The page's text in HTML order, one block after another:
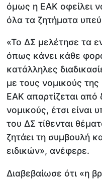
όμως η ΕΑΚ οφείλει
όλα τα ζητήματα
«Το ΔΣ μελέτησε τα
όπως κάνει κάθε
κατάλληλες
με τους νομικούς
ΕΑΚ απαρτίζεται από
νομικούς, έτσι
του ΔΣ τίθενται
ζητάει τη συμβουλή
ειδικών», ανέφερε.
Διαβεβαίωσε ότι «η